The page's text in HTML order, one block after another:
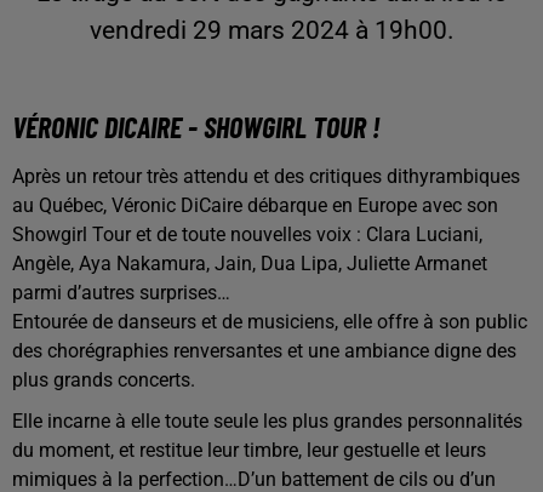
vendredi 29 mars 2024 à 19h00.
VÉRONIC DICAIRE - SHOWGIRL TOUR !
Après un retour très attendu et des critiques dithyrambiques
au Québec, Véronic DiCaire débarque en Europe avec son
Showgirl Tour et de toute nouvelles voix : Clara Luciani,
Angèle, Aya Nakamura, Jain, Dua Lipa, Juliette Armanet
parmi d’autres surprises…
Entourée de danseurs et de musiciens, elle offre à son public
des chorégraphies renversantes et une ambiance digne des
plus grands concerts.
Elle incarne à elle toute seule les plus grandes personnalités
du moment, et restitue leur timbre, leur gestuelle et leurs
mimiques à la perfection…D’un battement de cils ou d’un